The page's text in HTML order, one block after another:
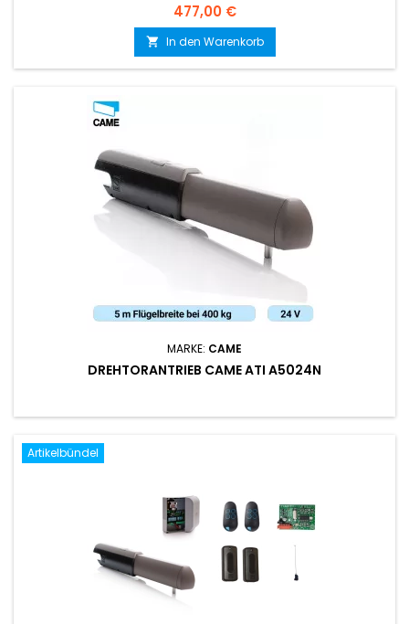
Preis
477,00 €
 In den Warenkorb
MARKE: CAME
DREHTORANTRIEB CAME ATI A5024N
Artikelbündel